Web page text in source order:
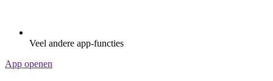
Veel andere app-functies
App openen